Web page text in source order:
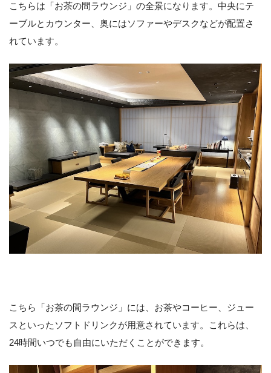
こちらは「お茶の間ラウンジ」の全景になります。中央にテ
ーブルとカウンター、奥にはソファーやデスクなどが配置さ
れています。
こちら「お茶の間ラウンジ」には、お茶やコーヒー、ジュー
スといったソフトドリンクが用意されています。これらは、
24時間いつでも自由にいただくことができます。